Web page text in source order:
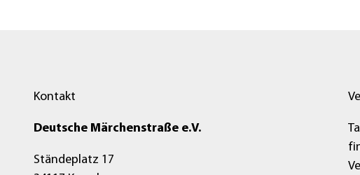
Kontakt
Deutsche Märchenstraße e.V.
Ständeplatz 17